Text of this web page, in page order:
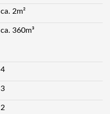
ca. 2m²
ca. 360m³
4
3
2